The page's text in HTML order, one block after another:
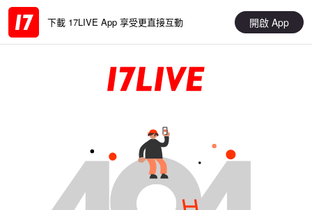
下載 17LIVE App 享受更直接互動 開啟 App